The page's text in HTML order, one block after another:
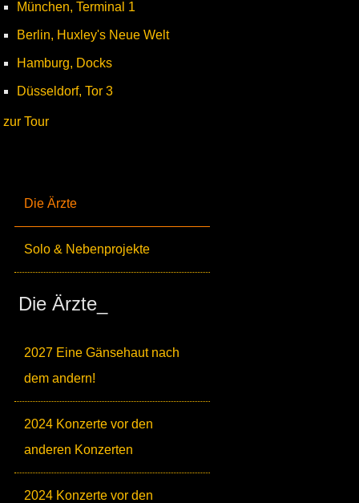
Die Ärzte
Solo & Nebenprojekte
Die Ärzte_
2027 Eine Gänsehaut nach
dem andern!
2024 Konzerte vor den
anderen Konzerten
2024 Konzerte vor den
München, Terminal 1
Berlin, Huxley's Neue Welt
Hamburg, Docks
Düsseldorf, Tor 3
zur Tour